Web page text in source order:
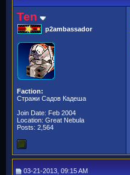
Ten
p2ambassador
Faction:
Стражи Садов Кадеша
Join Date: Feb 2004
Location: Great Nebula
Posts: 2,564
03-21-2013, 09:15 AM